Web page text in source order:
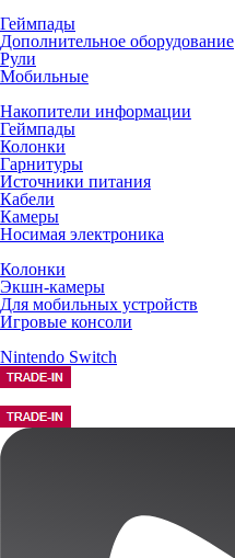
Геймпады
Дополнительное оборудование
Рули
Мобильные
Накопители информации
Геймпады
Колонки
Гарнитуры
Источники питания
Кабели
Камеры
Носимая электроника
Колонки
Экшн-камеры
Для мобильных устройств
Игровые консоли
Nintendo Switch